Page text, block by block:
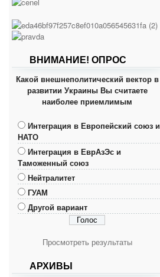
ВНИМАНИЕ! ОПРОС
Какой внешнеполитический вектор в
развитии Украины Вы считаете
наиболее приемлимым
Интеграция в Европейский союз и
НАТО
Интеграция в ЕврАзЭс и
Таможенный союз
Нейтралитет
ГУАМ
Другой вариант
Просмотреть результаты
АРХИВЫ